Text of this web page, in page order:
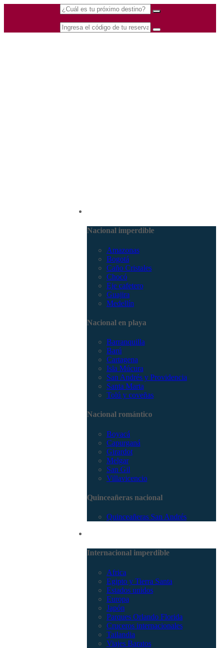
Nacional imperdible
Amazonas
Bogotá
Caño Cristales
Chocó
Eje cafetero
Guajira
Medellín
Nacional en playa
Barranquilla
Barú
Cartagena
Isla Múcura
San Andrés y Providencia
Santa Marta
Tolú y coveñas
Nacional romántico
Boyacá
Capurganá
Girardot
Melgar
San Gil
Villavicencio
Quinceañeras nacional
Quinceañeras San Andrés
Internacional imperdible
Africa
Egipto y Tierra Santa
Estados unidos
Europa
Japón
Parques Orlando Florida
Cruceros internacionales
Tailandia
Viajes Baratos